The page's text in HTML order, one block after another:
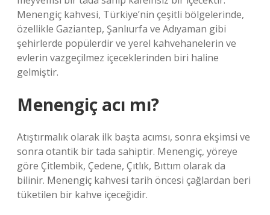
Menengiç kahvesi, Türkiye’nin çeşitli bölgelerinde,
özellikle Gaziantep, Şanlıurfa ve Adıyaman gibi
şehirlerde popülerdir ve yerel kahvehanelerin ve
evlerin vazgeçilmez içeceklerinden biri haline
gelmiştir.
Menengiç acı mı?
Atıştırmalık olarak ilk başta acımsı, sonra ekşimsi ve
sonra otantik bir tada sahiptir. Menengiç, yöreye
göre Çitlembik, Çedene, Çıtlık, Bıttım olarak da
bilinir. Menengiç kahvesi tarih öncesi çağlardan beri
tüketilen bir kahve içeceğidir.